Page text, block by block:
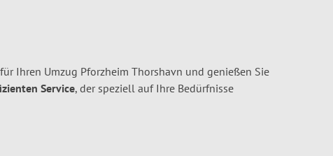
Ihren Umzug Pforzheim Thorshavn und genießen Sie
Service, der speziell auf Ihre Bedürfnisse